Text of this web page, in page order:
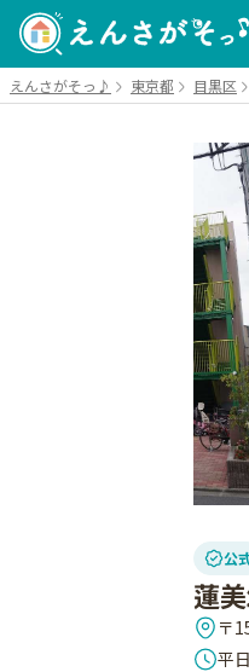
えんさがそっ♪ 東京都 目黒区
公
蓮
〒
平